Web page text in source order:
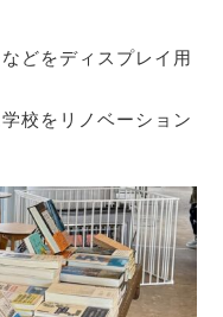
どをディスプレイ用
校をリノベーション